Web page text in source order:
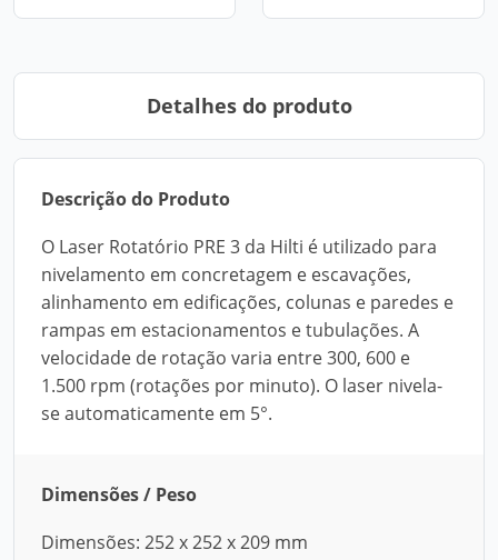
Detalhes do produto
Descrição do Produto
O Laser Rotatório PRE 3 da Hilti é utilizado para
nivelamento em concretagem e escavações,
alinhamento em edificações, colunas e paredes e
rampas em estacionamentos e tubulações. A
velocidade de rotação varia entre 300, 600 e
1.500 rpm (rotações por minuto). O laser nivela-
se automaticamente em 5°.
Dimensões / Peso
Dimensões: 252 x 252 x 209 mm